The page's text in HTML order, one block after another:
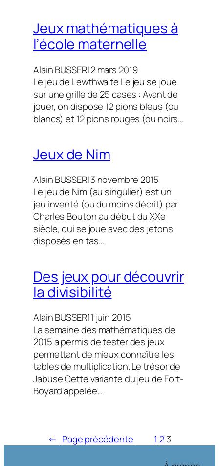
Jeux mathématiques à
l’école maternelle
Alain BUSSER12 mars 2019
Le jeu de Lewthwaite Le jeu se joue
sur une grille de 25 cases : Avant de
jouer, on dispose 12 pions bleus (ou
blancs) et 12 pions rouges (ou noirs…
Jeux de Nim
Alain BUSSER13 novembre 2015
Le jeu de Nim (au singulier) est un
jeu inventé (ou du moins décrit) par
Charles Bouton au début du XXe
siècle, qui se joue avec des jetons
disposés en tas…
Des jeux pour découvrir
la divisibilité
Alain BUSSER11 juin 2015
La semaine des mathématiques de
2015 a permis de tester des jeux
permettant de mieux connaître les
tables de multiplication. Le trésor de
Jabuse Cette variante du jeu de Fort-
Boyard appelée…
← Page précédente 1 23